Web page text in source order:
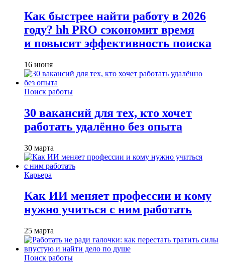
Как быстрее найти работу в 2026
году? hh PRO сэкономит время
и повысит эффективность поиска
16 июня
Поиск работы
30 вакансий для тех, кто хочет
работать удалённо без опыта
30 марта
Карьера
Как ИИ меняет профессии и кому
нужно учиться с ним работать
25 марта
Поиск работы